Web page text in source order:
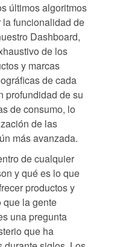
últimos algoritmos
funcionalidad de
Dashboard,
de los
y marcas
de cada
profundidad de su
de consumo, lo
de las
más avanzada.
de cualquier
y qué es lo que
productos y
que la gente
una pregunta
que ha